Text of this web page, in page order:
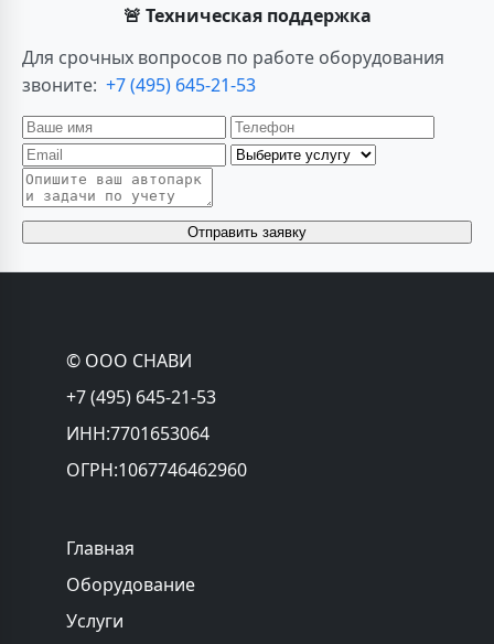
🚨 Техническая поддержка
Для срочных вопросов по работе оборудования
звоните: +7 (495) 645-21-53
Отправить заявку
© ООО СНАВИ
+7 (495) 645-21-53
ИНН:7701653064
ОГРН:1067746462960
Главная
Оборудование
Услуги